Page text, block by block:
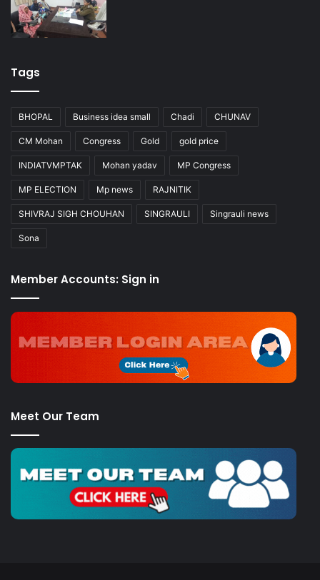
Tags
BHOPAL Business idea small Chadi CHUNAV
CM Mohan Congress Gold gold price
INDIATVMPTAK Mohan yadav MP Congress
MP ELECTION Mp news RAJNITIK
SHIVRAJ SIGH CHOUHAN SINGRAULI Singrauli news
Sona
Member Accounts: Sign in
Meet Our Team